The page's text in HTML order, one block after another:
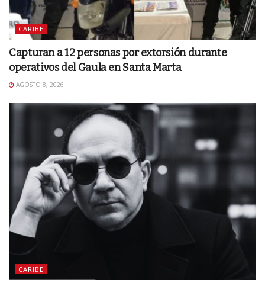
CARIBE
Capturan a 12 personas por extorsión durante
operativos del Gaula en Santa Marta
AGOSTO 8, 2026
CARIBE